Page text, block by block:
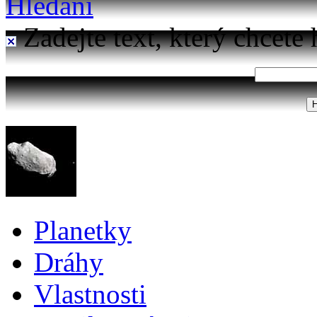
Zadejte text, který chcete
Planetky
Dráhy
Vlastnosti